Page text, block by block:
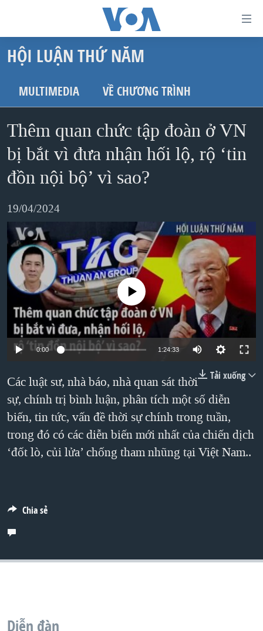
dẫn
truy
cập
dung
chính
Tới
hướng
chính
Đi
tới
"Tìm"
TRANG CHỦ
VIỆT NAM
HOA KỲ
BIỂN ĐÔNG
THẾ GIỚI
BLOG
MỤC
TỰ DO BÁO CHÍ
VẠCH TRẦN TIN GIẢ
NGƯỜI VIỆT HẢI NGOẠI
ĐỜI SỐNG
KINH TẾ
KHOA HỌC
VĂN HOÁ
THỂ THAO
GIÁO DỤC
CHUYÊN ĐỀ
CHIẾN TRANH THƯƠNG MẠI CỦA MỸ: QUÁ KHỨ VÀ HIỆN
TẠI
HÀNH TRÌNH BẦU CỬ 2024
MỘT NĂM CHIẾN TRANH TẠI DẢI GAZA
GIẢI MÃ VÀNH ĐAI & CON ĐƯỜNG
NGÀY TỊ NẠN THẾ GIỚI
TRỊNH VĨNH BÌNH - NGƯỜI HẠ 'BÊN THẮNG CUỘC'
CHI PHÍ CHIẾN TRANH AFGHANISTAN
CÁC GIÁ TRỊ CỘNG HÒA Ở VIỆT NAM
THƯỢNG ĐỈNH TRUMP-KIM TẠI VIỆT NAM
HỌC TIẾNG ANH
VIDEO
NGHE
MẠNG XÃ HỘI
Ngôn ngữ khác
HỘI LUẬN THỨ NĂM
MULTIMEDIA VỀ CHƯƠNG TRÌNH
Thêm quan chức tập đoàn ở VN
bị bắt vì đưa nhận hối lộ, rộ ‘tin
đồn nội bộ’ vì sao?
19/04/2024
No media source currently available
0:00 1:24:33
Tải xuống
Các luật sư, nhà báo, nhà quan sát thời
sự, chính trị bình luận, phân tích một số diễn
biến, tin tức, vấn đề thời sự chính trong tuần,
trong đó có các diễn biến mới nhất của chiến dịch
‘đốt lò, củi lửa’ chống tham nhũng tại Việt Nam..
Chia sẻ
Diễn đàn